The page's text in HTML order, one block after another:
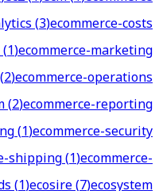
(3)ecommerce-costs
(1)ecommerce-marketing
2)ecommerce-operations
(2)ecommerce-reporting
(1)ecommerce-security
shipping(1)ecommerce-
(1)ecosire(7)ecosystem